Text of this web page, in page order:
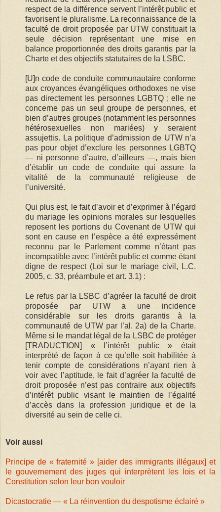
respect de la différence servent l’intérêt public et
favorisent le pluralisme. La reconnaissance de la
faculté de droit proposée par UTW constituait la
seule décision représentant une mise en
balance proportionnée des droits garantis par la
Charte et des objectifs statutaires de la LSBC.
[U]n code de conduite communautaire conforme
aux croyances évangéliques orthodoxes ne vise
pas directement les personnes LGBTQ ; elle ne
concerne pas un seul groupe de personnes, et
bien d’autres groupes (notamment les personnes
hétérosexuelles non mariées) y seraient
assujettis. La politique d’admission de UTW n’a
pas pour objet d’exclure les personnes LGBTQ
— ni personne d’autre, d’ailleurs —, mais bien
d’établir un code de conduite qui assure la
vitalité de la communauté religieuse de
l’université.
Qui plus est, le fait d’avoir et d’exprimer à l’égard
du mariage les opinions morales sur lesquelles
reposent les portions du Covenant de UTW qui
sont en cause en l’espèce a été expressément
reconnu par le Parlement comme n’étant pas
incompatible avec l’intérêt public et comme étant
digne de respect (Loi sur le mariage civil, L.C.
2005, c. 33, préambule et art. 3.1) :
Le refus par la LSBC d’agréer la faculté de droit
proposée par UTW a une incidence
considérable sur les droits garantis à la
communauté de UTW par l’al. 2a) de la Charte.
Même si le mandat légal de la LSBC de protéger
[TRADUCTION] « l’intérêt public » était
interprété de façon à ce qu’elle soit habilitée à
tenir compte de considérations n’ayant rien à
voir avec l’aptitude, le fait d’agréer la faculté de
droit proposée n’est pas contraire aux objectifs
d’intérêt public visant le maintien de l’égalité
d’accès dans la profession juridique et de la
diversité au sein de celle ci.
Voir aussi
Principe de « fraternité » [aider des immigrants illégaux] et
le gouvernement des juges qui interprètent les lois et la
Constitution selon leur bon vouloir
Dicastocratie — « La réinvention du despotisme éclairé »